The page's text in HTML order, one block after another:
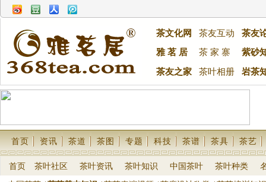
茶文化网 茶友互动
茶友
雅 茗 居
茶 家 寨 紫砂
茶友之家 茶叶相册 岩茶
首页 资讯 茶道 茶图 专题 科技 茶谱 茶具 茶艺
首页 茶叶社区 茶叶资讯 茶叶知识 中国茶叶 茶叶种类